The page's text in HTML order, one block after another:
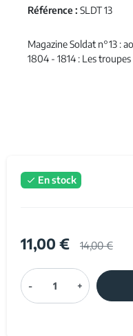
Référence : SLDT 13
Magazine Soldat n°13 :
1804 - 1814 : Les
 En stock
11,00 € 14,00 €
- +